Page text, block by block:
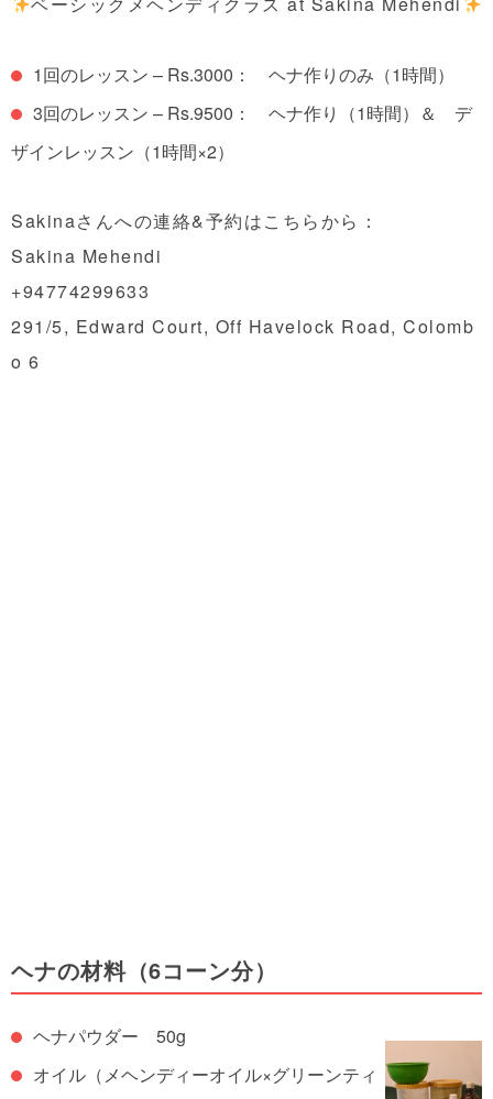
1回のレッスン – Rs.3000： ヘナ作りのみ（1時間）
3回のレッスン – Rs.9500： ヘナ作り（1時間）＆ デ
ザインレッスン（1時間×2）
Sakinaさんへの連絡&予約はこちらから：
Sakina Mehendi
+94774299633
291/5, Edward Court, Off Havelock Road, Colomb
o 6
ヘナの材料（6コーン分）
ヘナパウダー 50g
オイル（メヘンディーオイル×グリーンティ